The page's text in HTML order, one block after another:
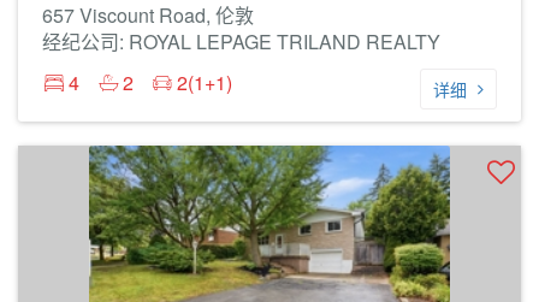
657 Viscount Road, 伦敦
经纪公司: ROYAL LEPAGE TRILAND REALTY
4
2 2(1+1) 详细